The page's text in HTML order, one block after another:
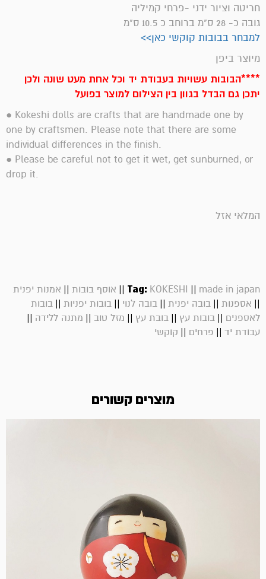
חריטה וציור ידני -פרחי קמיליה
גובה כ- 28 ס"מ ברוחב כ 10.5 ס"מ
למבחר בבובות קוקשי כאן>>
מיוצר ביפן
****הבובות עשויות בעבודת יד וכל אחת מעט שונה ולכן
יתכן גם הבדל בגוון בין הצילום למוצר בפועל
● Kokeshi dolls are crafts that are handmade one by
one by craftsmen. Please note that there are some
individual differences in the finish.
● Please be careful not to get it wet, get sunburned, or
drop it.
המלאי אזל
Tag: KOKESHI || made in japan
|| אוסף בובות || אמנות יפנית
|| אספנות || בובה יפנית || בובה לנוי || בובות יפניות || בובות
לאספנים || בובות עץ || בובת עץ || מזל טוב || מתנה ללידה ||
עבודת יד || פרחים || קוקשי
מוצרים קשורים